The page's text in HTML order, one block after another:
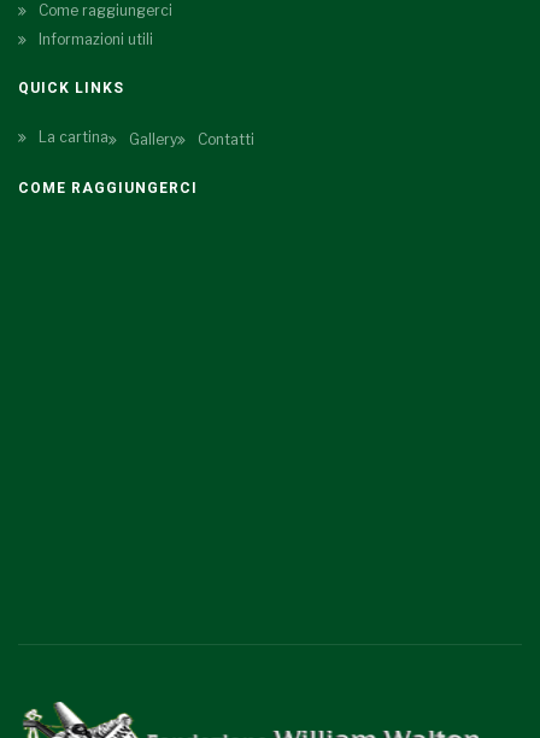
Come raggiungerci
Informazioni utili
QUICK LINKS
La cartina Gallery Contatti
COME RAGGIUNGERCI